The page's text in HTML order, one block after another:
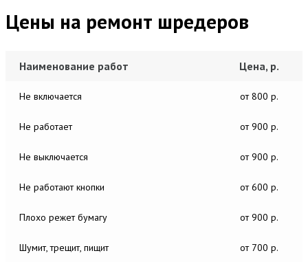
Цены на ремонт шредеров
Наименование работ Цена, р.
Не включается от 800 р.
Не работает от 900 р.
Не выключается от 900 р.
Не работают кнопки от 600 р.
Плохо режет бумагу от 900 р.
Шумит, трещит, пищит от 700 р.